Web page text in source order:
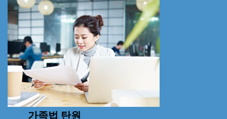
가족법 탄원